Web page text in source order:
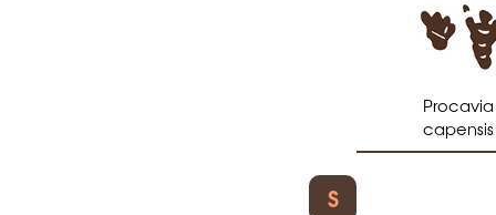
Procavia
capensis
S